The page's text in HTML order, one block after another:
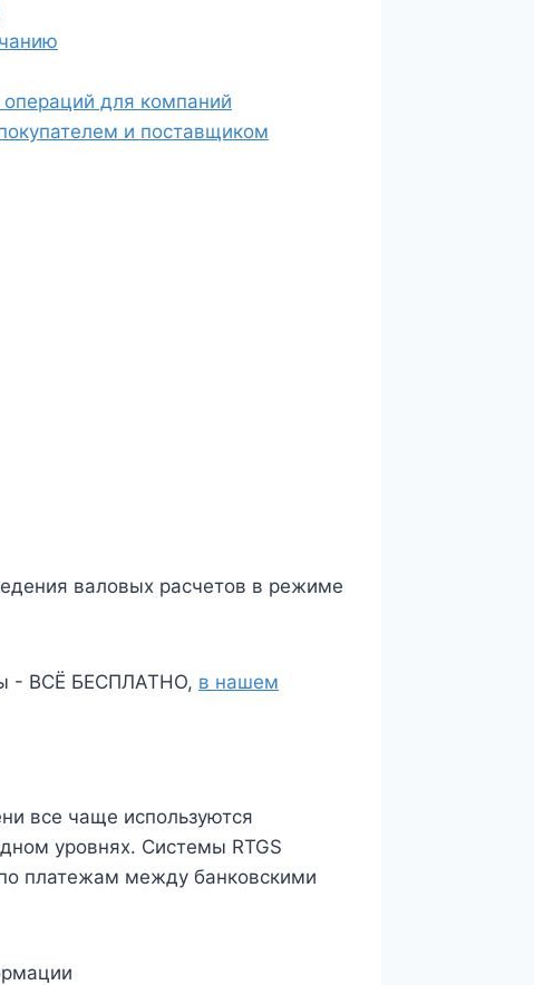
для компаний
и поставщиком
валовых расчетов в режиме
- ВСЁ БЕСПЛАТНО, в нашем
все чаще используются
уровнях. Системы RTGS
платежам между банковскими